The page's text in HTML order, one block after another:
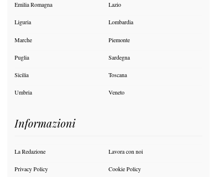
Emilia Romagna Lazio
Liguria Lombardia
Marche Piemonte
Puglia Sardegna
Sicilia Toscana
Umbria Veneto
Informazioni
La Redazione Lavora con noi
Privacy Policy Cookie Policy